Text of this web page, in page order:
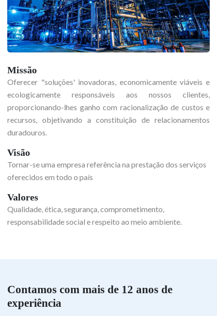
Missão
Oferecer "soluções' inovadoras, economicamente viáveis e
ecologicamente responsáveis aos nossos clientes,
proporcionando-lhes ganho com racionalização de custos e
recursos, objetivando a constituição de relacionamentos
duradouros.
Visão
Tornar-se uma empresa referência na prestação dos serviços
oferecidos em todo o país
Valores
Qualidade, ética, segurança, comprometimento,
responsabilidade social e respeito ao meio ambiente.
Contamos com mais de 12 anos de
experiência